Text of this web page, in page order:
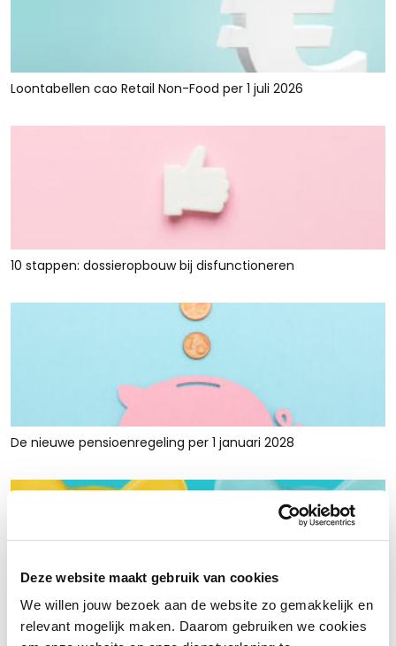
Deze website maakt gebruik van cookies
We willen jouw bezoek aan de website zo gemakkelijk en
relevant mogelijk maken. Daarom gebruiken we cookies
Loontabellen cao Retail Non-Food per 1 juli 2026
10 stappen: dossieropbouw bij disfunctioneren
De nieuwe pensioenregeling per 1 januari 2028
Rust en ruimte met werkkapitaalfinanciering: voor retailers
die tijdelijk krap zitten